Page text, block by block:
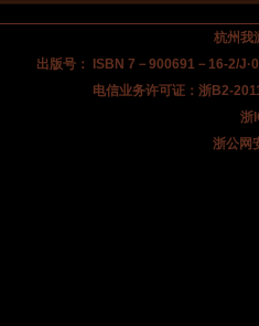
杭州我
出版号： ISBN 7－900691－16-2/
电信业务许可证：浙B2-
浙
浙公网